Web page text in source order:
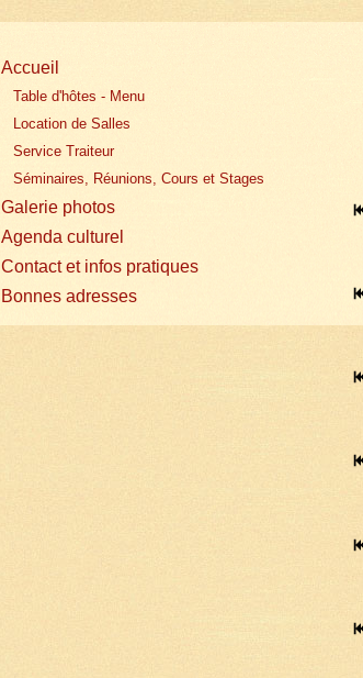
Accueil
Table d'hôtes - Menu
Location de Salles
Service Traiteur
Séminaires, Réunions, Cours et Stages
Galerie photos
Agenda culturel
Contact et infos pratiques
Bonnes adresses